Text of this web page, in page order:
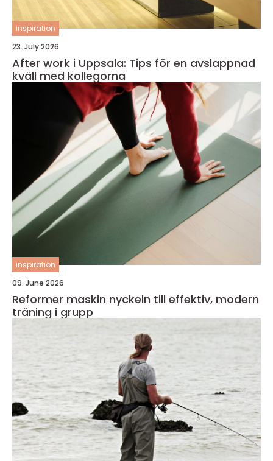
inspiration
23. July 2026
After work i Uppsala: Tips för en avslappnad
kväll med kollegorna
inspiration
09. June 2026
Reformer maskin nyckeln till effektiv, modern
träning i grupp